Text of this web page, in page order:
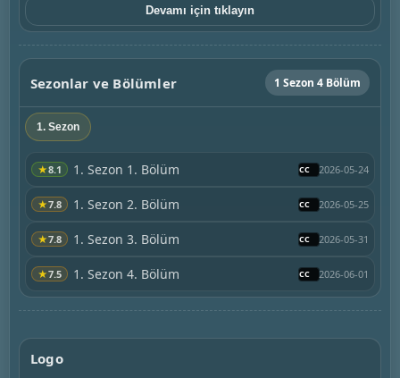
Devamı için tıklayın
Sezonlar ve Bölümler 1 Sezon 4 Bölüm
1. Sezon
★8.1 1. Sezon 1. Bölüm 2026-05-24
★7.8 1. Sezon 2. Bölüm 2026-05-25
★7.8 1. Sezon 3. Bölüm 2026-05-31
★7.5 1. Sezon 4. Bölüm 2026-06-01
Logo